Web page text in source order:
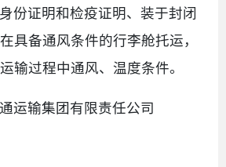
身份证明和检疫证明、装于封闭
具备通风条件的行李舱托运，
输过程中通风、温度条件。
运输集团有限责任公司